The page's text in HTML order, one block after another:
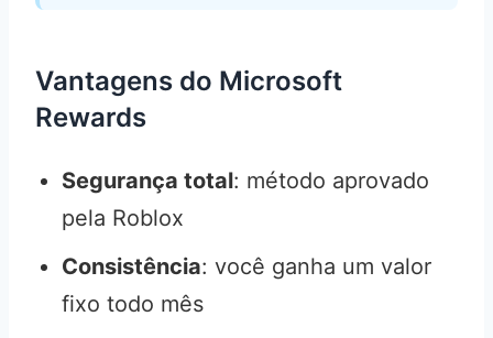
Vantagens do Microsoft
Rewards
Segurança total: método aprovado
pela Roblox
Consistência: você ganha um valor
fixo todo mês